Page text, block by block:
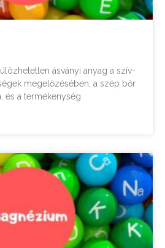
ásványi anyag a szív-
megelőzésében, a szép bőr
és a termékenység